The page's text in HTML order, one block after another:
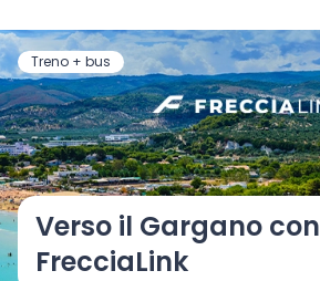
Treno + bus
Verso il Gargano con
FrecciaLink